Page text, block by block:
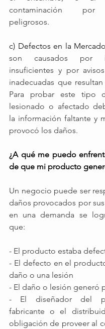
contaminación por
peligrosos.
c) Defectos en la
son causados por
insuficientes y por
inadecuadas que
Para probar este tipo
lesionado o afectado
la información faltante y
provocó los daños.
¿A qué me puedo
de que mi producto
Un negocio puede ser
daños provocados por
en una demanda se
que:
- El producto estaba
- El defecto en el
daño o una lesión
- El daño o lesión generó
- El diseñador del
fabricante o el
obligación de proveer al